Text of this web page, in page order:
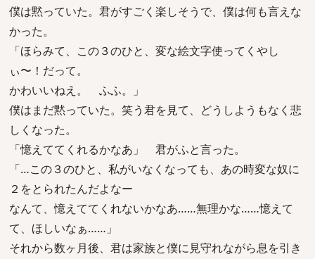
僕は黙っていた。君がすごく楽しそうで、僕は何も言えな
かった。
「ほらみて、この３のひと、変な絵文字使ってくやし
ぃ〜！だって。
かわいいねえ。 ふふ。」
僕はまだ黙っていた。笑う君を見て、どうしようもなく悲
しくなった。
「憶えててくれるかなあ」 君がふと言った。
「…この３のひと、私がいなくなっても、あの時変な奴に
２をとられたんだよなー
なんて、憶えててくれないかなあ……無理かな……憶えて
て、ほしいなぁ……」
それから数ヶ月後、君は家族と僕に見守れながら息を引き